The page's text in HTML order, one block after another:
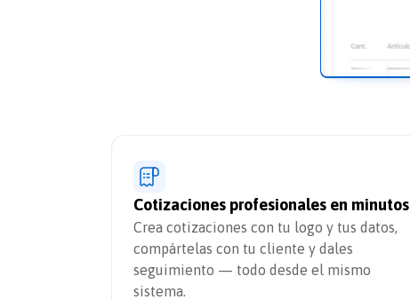
Cotizaciones profesionales en minutos
Crea cotizaciones con tu logo y tus datos,
compártelas con tu cliente y dales
seguimiento — todo desde el mismo
sistema.